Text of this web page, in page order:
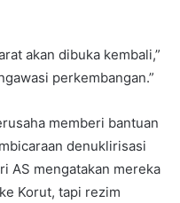
akan dibuka kembali,”
perkembangan.”
memberi bantuan
denuklirisasi
AS mengatakan mereka
Korut, tapi rezim